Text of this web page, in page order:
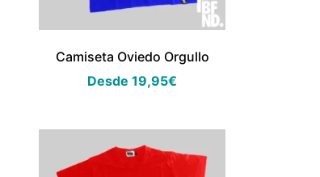
Camiseta Oviedo Orgullo
Desde19,95€